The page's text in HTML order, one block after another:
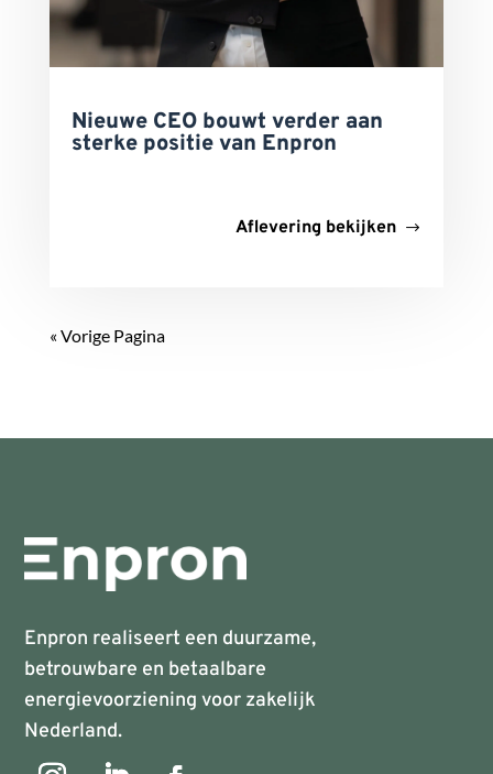
Nieuwe CEO bouwt verder aan
sterke positie van Enpron
Aflevering bekijken
« Vorige Pagina
Enpron realiseert een duurzame,
betrouwbare en betaalbare
energievoorziening voor zakelijk
Nederland.